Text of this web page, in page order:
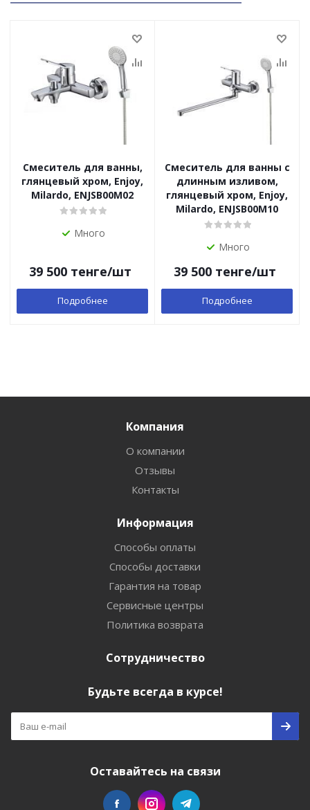
Смеситель для ванны,
глянцевый хром, Enjoy,
Milardo, ENJSB00M02
Много
39 500тенге/шт
Подробнее
Смеситель для ванны с
длинным изливом,
глянцевый хром, Enjoy,
Milardo, ENJSB00M10
Много
39 500тенге/шт
Подробнее
Компания
О компании
Отзывы
Контакты
Информация
Способы оплаты
Способы доставки
Гарантия на товар
Сервисные центры
Политика возврата
Сотрудничество
Будьте всегда в курсе!
Оставайтесь на связи